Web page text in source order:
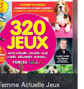
Actuelle Jeux